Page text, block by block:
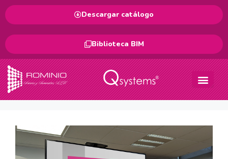
Descargar catálogo
Biblioteca BIM